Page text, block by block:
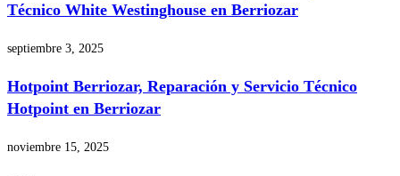
Técnico White Westinghouse en Berriozar
septiembre 3, 2025
Hotpoint Berriozar, Reparación y Servicio Técnico
Hotpoint en Berriozar
noviembre 15, 2025